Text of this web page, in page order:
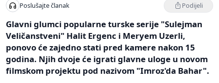
Poslušajte članak Podijeli
Glavni glumci popularne turske serije "Sulejman
Veličanstveni" Halit Ergenc i Meryem Uzerli,
ponovo će zajedno stati pred kamere nakon 15
godina. Njih dvoje će igrati glavne uloge u novom
filmskom projektu pod nazivom "Imroz'da Bahar".